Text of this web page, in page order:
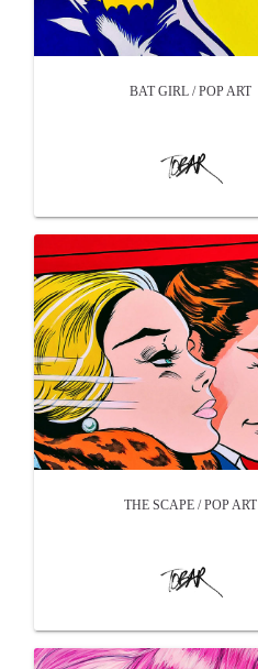
BAT GIRL / POP ART
THE SCAPE / POP ART